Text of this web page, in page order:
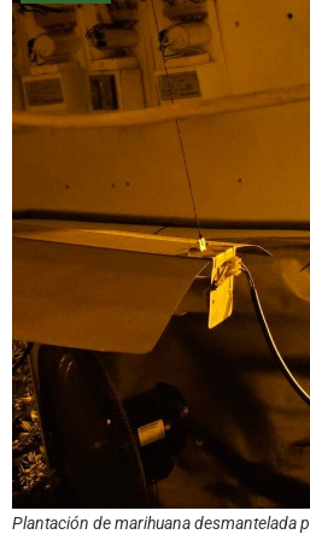
Plantación de marihuana desmantelada